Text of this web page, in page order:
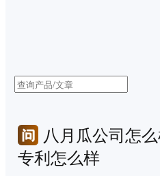
八月瓜公司怎
专利怎么样